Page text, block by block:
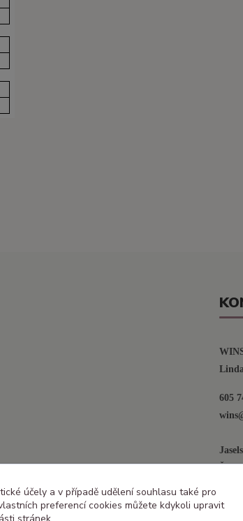
605
účely a v případě udělení souhlasu také pro
preferencí cookies můžete kdykoli upravit